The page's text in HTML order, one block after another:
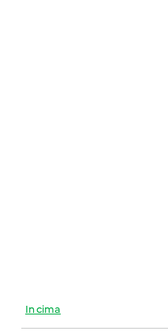
In cima